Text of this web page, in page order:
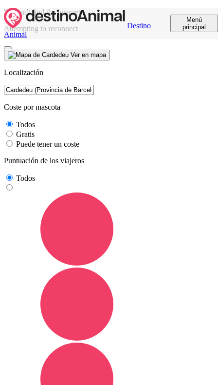
Destino
Animal
Menú
principal
We can't find the internet
Attempting to reconnect
Ver en mapa
Localización
Coste por mascota
Todos
Gratis
Puede tener un coste
Puntuación de los viajeros
Todos